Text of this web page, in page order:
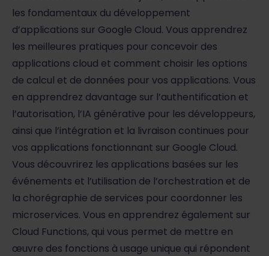
les fondamentaux du développement
d’applications sur Google Cloud. Vous apprendrez
les meilleures pratiques pour concevoir des
applications cloud et comment choisir les options
de calcul et de données pour vos applications. Vous
en apprendrez davantage sur l’authentification et
l’autorisation, l’IA générative pour les développeurs,
ainsi que l’intégration et la livraison continues pour
vos applications fonctionnant sur Google Cloud.
Vous découvrirez les applications basées sur les
événements et l’utilisation de l’orchestration et de
la chorégraphie de services pour coordonner les
microservices. Vous en apprendrez également sur
Cloud Functions, qui vous permet de mettre en
œuvre des fonctions à usage unique qui répondent